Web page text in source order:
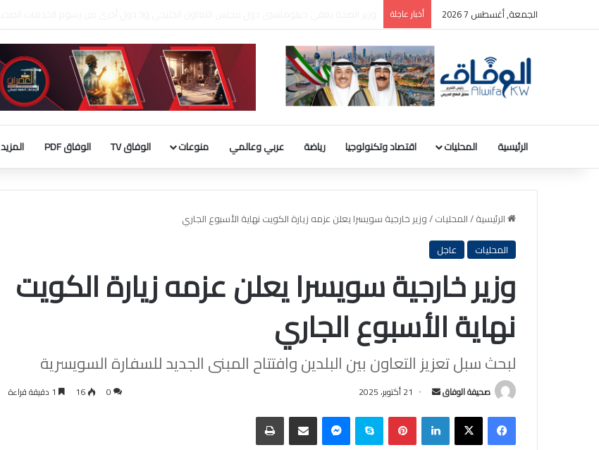
الجمعة, أغسطس 7 2026 أخبار عاجلة
الرئيسية المحليات اقتصاد وتكنولوجيا رياضة عربي وعالمي منوعات الوفاق TV الوفاق PDF المزيد
الرئيسية/المحليات/وزير خارجية سويسرا يعلن عزمه زيارة الكويت نهاية الأسبوع الجاري
المحليات
عاجل
وزير خارجية سويسرا يعلن عزمه زيارة الكويت
نهاية الأسبوع الجاري
لبحث سبل تعزيز التعاون بين البلدين وافتتاح المبنى الجديد للسفارة السويسرية
صحيفة الوفاق
أرسل
إلكترونيا
21 أكتوبر، 2025 0
16
فيسبوك‫X لينكدإن بينتيريستسكايب ماسنجر مشاركة عبر البريد الطباعة